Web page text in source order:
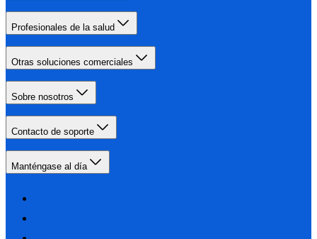
Profesionales de la salud
Otras soluciones comerciales
Sobre nosotros
Contacto de soporte
Manténgase al día